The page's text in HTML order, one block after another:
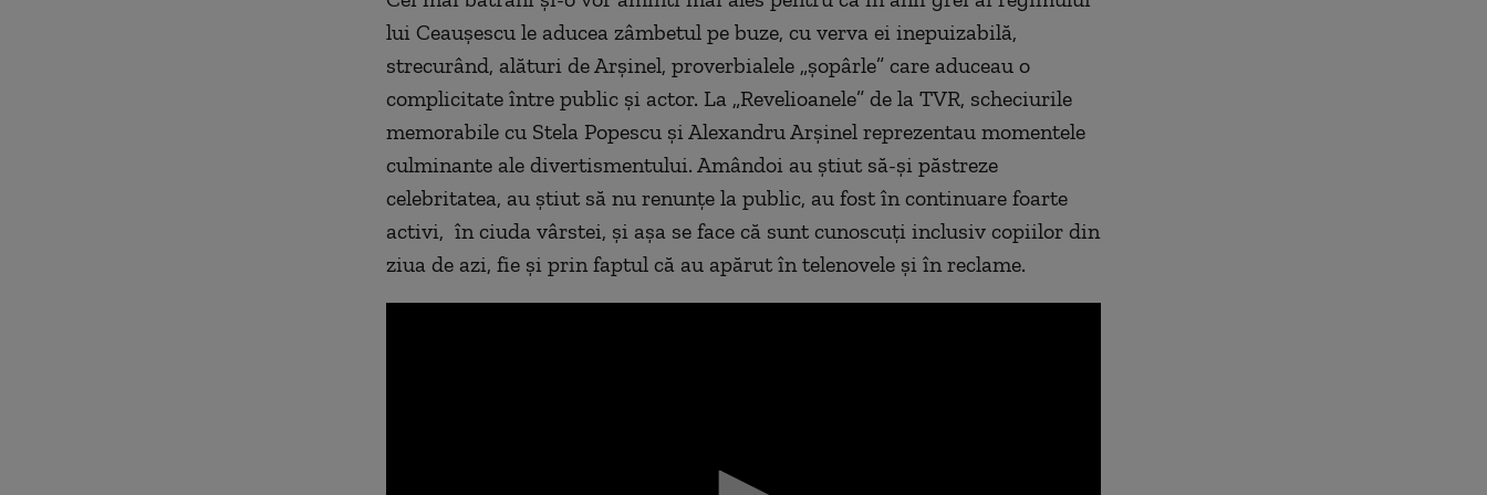
90%
lui Ceaușescu le aducea zâmbetul pe buze, cu verva ei inepuizabilă,
strecurând, alături de Arșinel, proverbialele „șopârle” care aduceau o
complicitate între public și actor. La „Revelioanele” de la TVR, scheciurile
memorabile cu Stela Popescu și Alexandru Arșinel reprezentau momentele
culminante ale divertismentului. Amândoi au știut să-și păstreze
celebritatea, au știut să nu renunțe la public, au fost în continuare foarte
activi, în ciuda vârstei, și așa se face că sunt cunoscuți inclusiv copiilor din
ziua de azi, fie și prin faptul că au apărut în telenovele și în reclame.